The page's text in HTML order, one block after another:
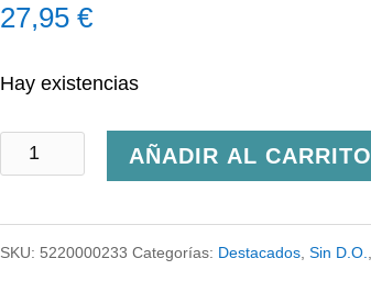
27,95 €
Hay existencias
Pedro
AÑADIR AL CARRITO
SKU: 5220000233 Categorías: Destacados, Sin D.O.